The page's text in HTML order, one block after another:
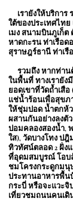
เรายังให้บริกา
ใต้ของประเทศไทย
เมง สนามบินภูเก็ต
หาดกะรน ท่าเรือ
สุราษฎร์ธานี ท่าเรื
รวมถึงหากท่าน
ในพื้นที่ ทางเรายัง
ยอดเขาที่วัดถ้ำเสือ
แช่น้ำร้อนเพื่อสุขภ
ให้ชุ่มปอด น้ำตกห้
ผสานกันอย่างลงตั
ปอมคลองสองน้ำ,
ใส), วัดบางโทง ป
ทิวทัศน์ตลอด 2 ฝั่ง
ที่อุดมสมบูรณ์ โอบ
ชมโครงกระดูกมนุ
ประทานอาหารพื้
กระบี่ หรือจะแวะจิ
เที่ยวชมถนนคนเดิ